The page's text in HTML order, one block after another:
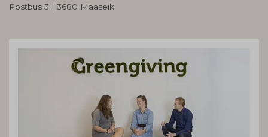
Postbus 3 | 3680 Maaseik